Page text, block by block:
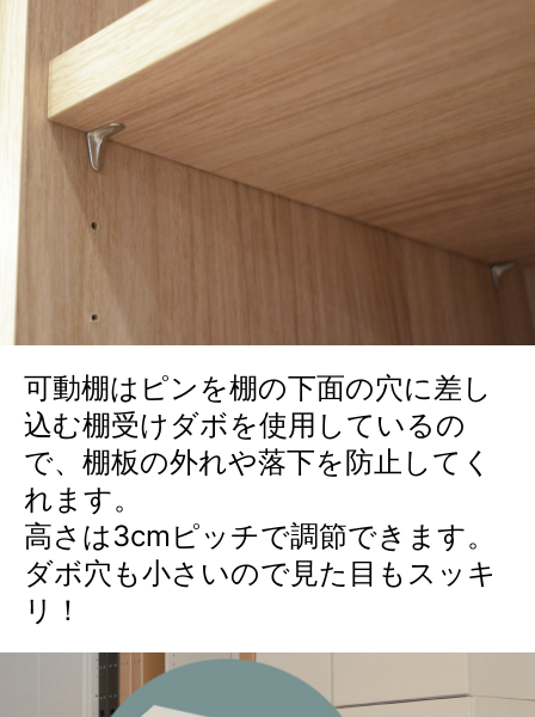
可動棚はピンを棚の下面の穴に差し
込む棚受けダボを使用しているの
で、棚板の外れや落下を防止してく
れます。
高さは3cmピッチで調節できます。
ダボ穴も小さいので見た目もスッキ
リ！